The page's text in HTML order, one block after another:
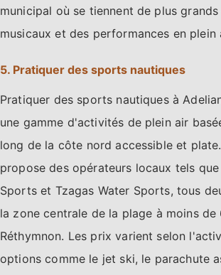
municipal où se tiennent de plus
musicaux et des performances en plein
5. Pratiquer des sports nautiques
Pratiquer des sports nautiques à
une gamme d'activités de plein air
long de la côte nord accessible et
propose des opérateurs locaux tels que
Sports et Tzagas Water Sports, tous
la zone centrale de la plage à moins
Réthymnon. Les prix varient selon
options comme le jet ski, le parachute